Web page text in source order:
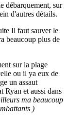
débarquement, sur
d'autres détails.
Il faut sauver le
beaucoup plus de
sur la plage
ou il ya eux de
un assaut
Ryan et aussi dans
ma beaucoup
)